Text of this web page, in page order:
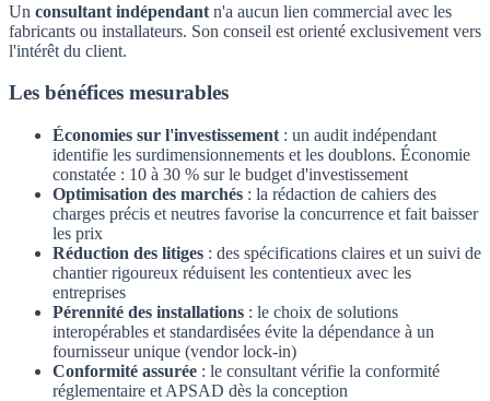
Un consultant indépendant n'a aucun lien commercial avec les
fabricants ou installateurs. Son conseil est orienté exclusivement vers
l'intérêt du client.
Les bénéfices mesurables
Économies sur l'investissement : un audit indépendant
identifie les surdimensionnements et les doublons. Économie
constatée : 10 à 30 % sur le budget d'investissement
Optimisation des marchés : la rédaction de cahiers des
charges précis et neutres favorise la concurrence et fait baisser
les prix
Réduction des litiges : des spécifications claires et un suivi de
chantier rigoureux réduisent les contentieux avec les
entreprises
Pérennité des installations : le choix de solutions
interopérables et standardisées évite la dépendance à un
fournisseur unique (vendor lock-in)
Conformité assurée : le consultant vérifie la conformité
réglementaire et APSAD dès la conception